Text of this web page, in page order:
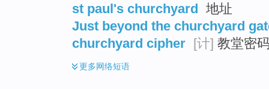
st paul's churchyard 地址
Just beyond the churchyard
churchyard cipher [计] 教堂密
更多网络短语